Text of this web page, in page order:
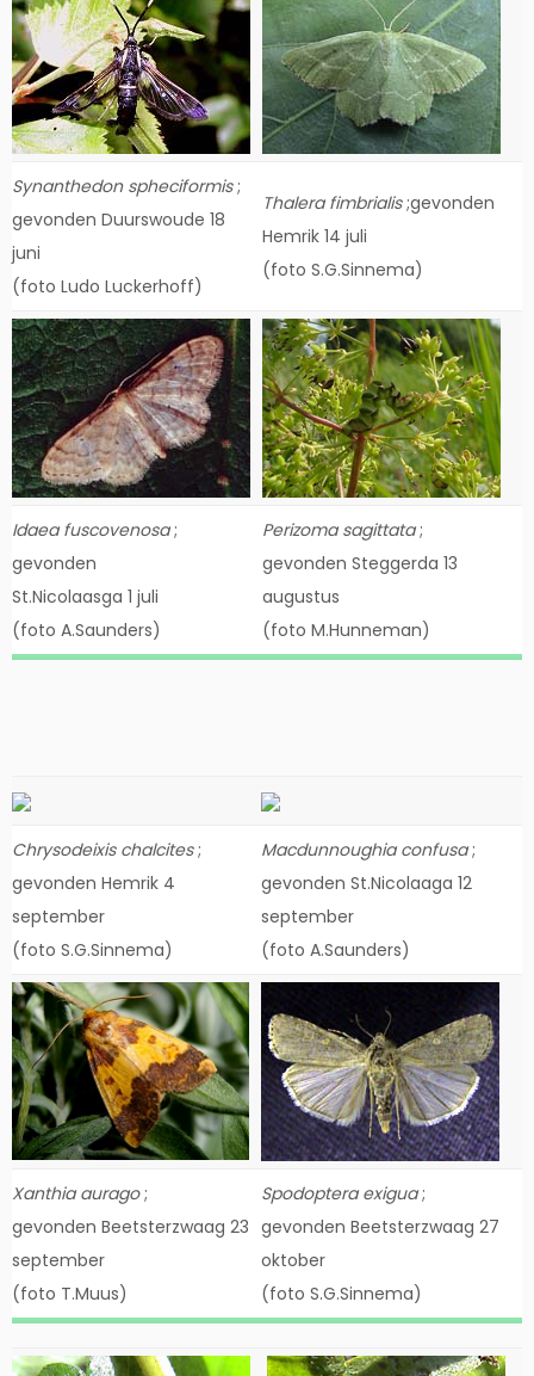
Synanthedon spheciformis;
gevonden Duurswoude 18
juni
(foto Ludo Luckerhoff)
Thalera fimbrialis;gevonden
Hemrik 14 juli
(foto S.G.Sinnema)
Idaea fuscovenosa;
gevonden
St.Nicolaasga 1 juli
(foto A.Saunders)
Perizoma sagittata;
gevonden Steggerda 13
augustus
(foto M.Hunneman)
Chrysodeixis chalcites;
gevonden Hemrik 4
september
(foto S.G.Sinnema)
Macdunnoughia confusa;
gevonden St.Nicolaaga 12
september
(foto A.Saunders)
Xanthia aurago;
gevonden Beetsterzwaag 23
september
(foto T.Muus)
Spodoptera exigua;
gevonden Beetsterzwaag 27
oktober
(foto S.G.Sinnema)